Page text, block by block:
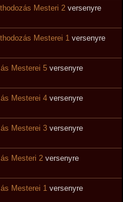
Mesteri 2 versenyre
Mesterei 1 versenyre
Mesterei 5 versenyre
Mesterei 4 versenyre
Mesterei 3 versenyre
Mesteri 2 versenyre
Mesterei 1 versenyre